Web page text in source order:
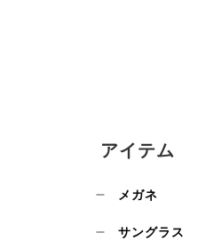
アイテム
メガネ
サングラス